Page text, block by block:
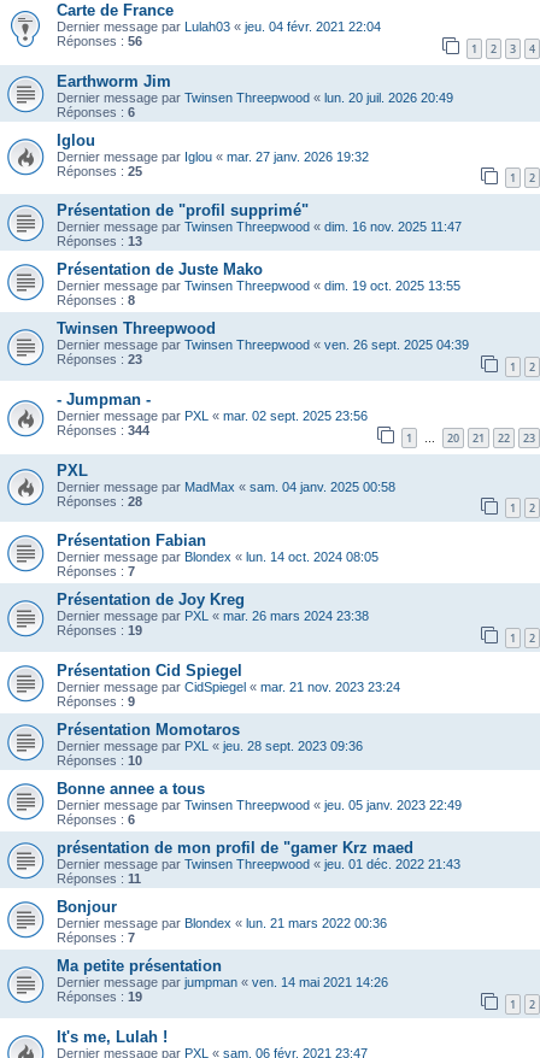
Carte de France
Dernier message par Lulah03 « jeu. 04 févr. 2021 22:04
Réponses : 56 1 2 3 4
Earthworm Jim
Dernier message par Twinsen Threepwood « lun. 20 juil. 2026 20:49
Réponses : 6
Iglou
Dernier message par Iglou « mar. 27 janv. 2026 19:32
Réponses : 25 1 2
Présentation de "profil supprimé"
Dernier message par Twinsen Threepwood « dim. 16 nov. 2025 11:47
Réponses : 13
Présentation de Juste Mako
Dernier message par Twinsen Threepwood « dim. 19 oct. 2025 13:55
Réponses : 8
Twinsen Threepwood
Dernier message par Twinsen Threepwood « ven. 26 sept. 2025 04:39
Réponses : 23 1 2
- Jumpman -
Dernier message par PXL « mar. 02 sept. 2025 23:56
Réponses : 344 1 … 20 21 22 23
PXL
Dernier message par MadMax « sam. 04 janv. 2025 00:58
Réponses : 28 1 2
Présentation Fabian
Dernier message par Blondex « lun. 14 oct. 2024 08:05
Réponses : 7
Présentation de Joy Kreg
Dernier message par PXL « mar. 26 mars 2024 23:38
Réponses : 19 1 2
Présentation Cid Spiegel
Dernier message par CidSpiegel « mar. 21 nov. 2023 23:24
Réponses : 9
Présentation Momotaros
Dernier message par PXL « jeu. 28 sept. 2023 09:36
Réponses : 10
Bonne annee a tous
Dernier message par Twinsen Threepwood « jeu. 05 janv. 2023 22:49
Réponses : 6
présentation de mon profil de "gamer Krz maed
Dernier message par Twinsen Threepwood « jeu. 01 déc. 2022 21:43
Réponses : 11
Bonjour
Dernier message par Blondex « lun. 21 mars 2022 00:36
Réponses : 7
Ma petite présentation
Dernier message par jumpman « ven. 14 mai 2021 14:26
Réponses : 19 1 2
It's me, Lulah !
Dernier message par PXL « sam. 06 févr. 2021 23:47